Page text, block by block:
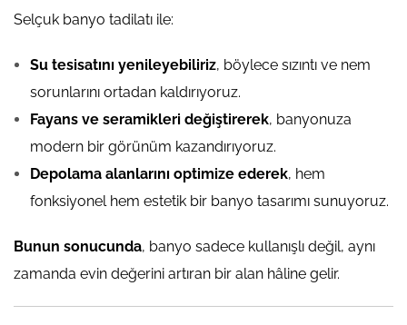
Selçuk banyo tadilatı ile:
Su tesisatını yenileyebiliriz, böylece sızıntı ve nem
sorunlarını ortadan kaldırıyoruz.
Fayans ve seramikleri değiştirerek, banyonuza
modern bir görünüm kazandırıyoruz.
Depolama alanlarını optimize ederek, hem
fonksiyonel hem estetik bir banyo tasarımı sunuyoruz.
Bunun sonucunda, banyo sadece kullanışlı değil, aynı
zamanda evin değerini artıran bir alan hâline gelir.